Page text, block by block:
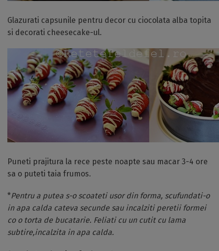
Glazurati capsunile pentru decor cu ciocolata alba topita
si decorati cheesecake-ul.
Puneti prajitura la rece peste noapte sau macar 3-4 ore
sa o puteti taia frumos.
*Pentru a putea s-o scoateti usor din forma, scufundati-o
in apa calda cateva secunde sau incalziti peretii formei
co o torta de bucatarie. Feliati cu un cutit cu lama
subtire,incalzita in apa calda.